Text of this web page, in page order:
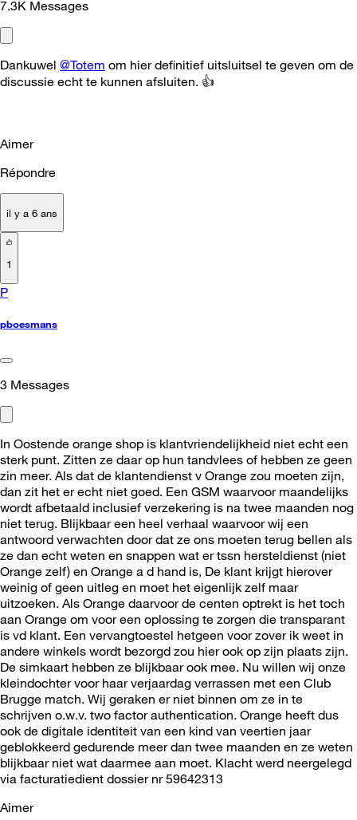
7.3K Messages
Dankuwel @Totem om hier definitief uitsluitsel te geven om de
discussie echt te kunnen afsluiten. 👍
Aimer
Répondre
il y a 6 ans
1
P
pboesmans
3 Messages
In Oostende orange shop is klantvriendelijkheid niet echt een
sterk punt. Zitten ze daar op hun tandvlees of hebben ze geen
zin meer. Als dat de klantendienst v Orange zou moeten zijn,
dan zit het er echt niet goed. Een GSM waarvoor maandelijks
wordt afbetaald inclusief verzekering is na twee maanden nog
niet terug. Blijkbaar een heel verhaal waarvoor wij een
antwoord verwachten door dat ze ons moeten terug bellen als
ze dan echt weten en snappen wat er tssn hersteldienst (niet
Orange zelf) en Orange a d hand is, De klant krijgt hierover
weinig of geen uitleg en moet het eigenlijk zelf maar
uitzoeken. Als Orange daarvoor de centen optrekt is het toch
aan Orange om voor een oplossing te zorgen die transparant
is vd klant. Een vervangtoestel hetgeen voor zover ik weet in
andere winkels wordt bezorgd zou hier ook op zijn plaats zijn.
De simkaart hebben ze blijkbaar ook mee. Nu willen wij onze
kleindochter voor haar verjaardag verrassen met een Club
Brugge match. Wij geraken er niet binnen om ze in te
schrijven o.w.v. two factor authentication. Orange heeft dus
ook de digitale identiteit van een kind van veertien jaar
geblokkeerd gedurende meer dan twee maanden en ze weten
blijkbaar niet wat daarmee aan moet. Klacht werd neergelegd
via facturatiedient dossier nr 59642313
Aimer